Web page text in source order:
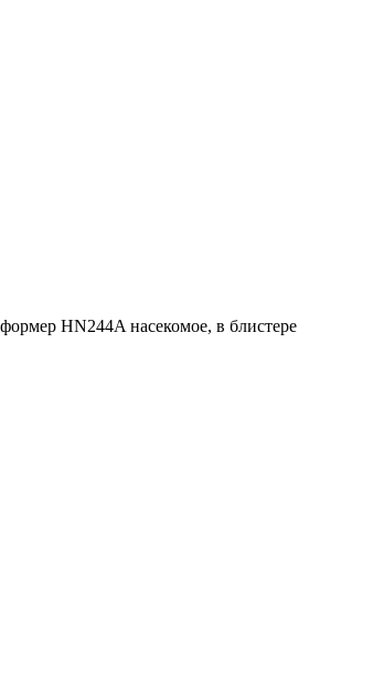
HN244A насекомое, в блистере